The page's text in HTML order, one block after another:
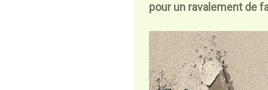
pour un ravalement de